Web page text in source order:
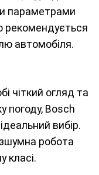
параметрами
рекомендується
автомобіля.
чіткий огляд та
погоду, Bosch
вибір.
робота
класі.